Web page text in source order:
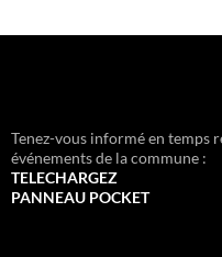
Tenez-vous informé en temps
événements de la commune :
TELECHARGEZ
PANNEAU POCKET